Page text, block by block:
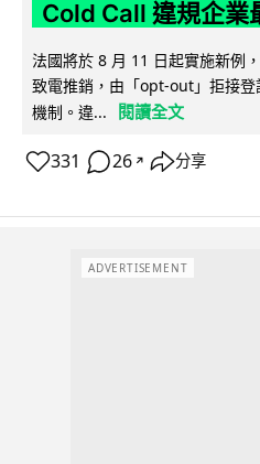
Cold Call 違規企業
法國將於 8 月 11 日起實施新例
致電推銷，由「opt-out」拒接
機制。違...
閱讀全文
331 26 ↗ 分享
ADVERTISEMENT